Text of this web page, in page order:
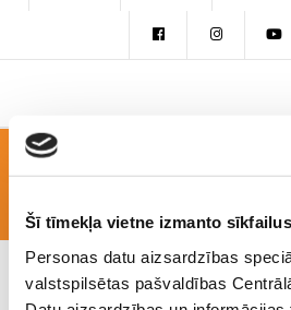
Šī tīmekļa vietne izmanto sīkfailus
Personas datu aizsardzības
valstspilsētas pašvaldības
DSC02938